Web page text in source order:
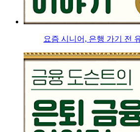
요즘 시니어, 은행 가기 전